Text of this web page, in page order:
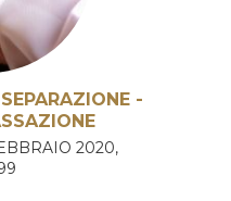
-
2020,